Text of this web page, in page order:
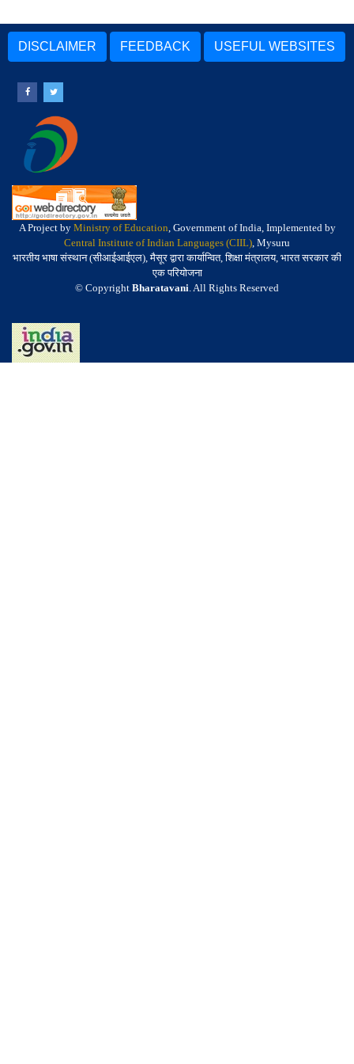
DISCLAIMER FEEDBACK USEFUL WEBSITES
A Project by Ministry of Education, Government of India, Implemented by
Central Institute of Indian Languages (CIIL), Mysuru
भारतीय भाषा संस्थान (सीआईआईएल), मैसूर द्वारा कार्यान्वित, शिक्षा मंत्रालय, भारत सरकार की
एक परियोजना
© Copyright Bharatavani. All Rights Reserved